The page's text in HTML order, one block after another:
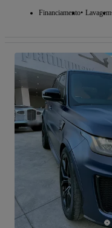
Financiamento Lavagem